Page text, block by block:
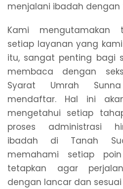
menjalani ibadah dengan
Kami mengutamakan
setiap layanan yang
itu, sangat penting bagi
membaca dengan
Syarat Umrah
mendaftar. Hal ini
mengetahui setiap
proses administrasi
ibadah di Tanah
memahami setiap
tetapkan agar
dengan lancar dan